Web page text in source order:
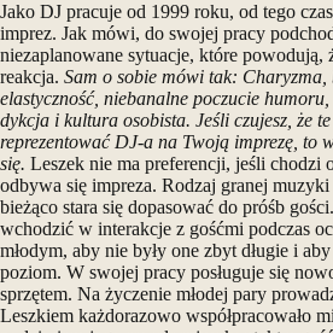
Jako DJ pracuje od 1999 roku, od tego
imprez. Jak mówi, do swojej pracy
niezaplanowane sytuacje, które powodują,
reakcja. Sam o sobie mówi tak: Charyzma,
elastyczność, niebanalne poczucie
dykcja i kultura osobista. Jeśli czujesz, że
reprezentować DJ-a na Twoją imprezę, to
się. Leszek nie ma preferencji, jeśli chodzi
odbywa się impreza. Rodzaj granej muzyki
bieżąco stara się dopasować do próśb
wchodzić w interakcje z gośćmi podczas
młodym, aby nie były one zbyt długie i
poziom. W swojej pracy posługuje się
sprzętem. Na życzenie młodej pary
Leszkiem każdorazowo współpracowało